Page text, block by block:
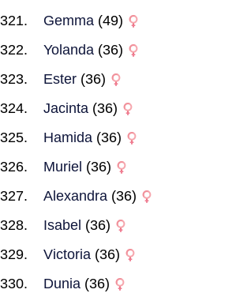
Gemma (49)
Yolanda (36)
Ester (36)
Jacinta (36)
Hamida (36)
Muriel (36)
Alexandra (36)
Isabel (36)
Victoria (36)
Dunia (36)